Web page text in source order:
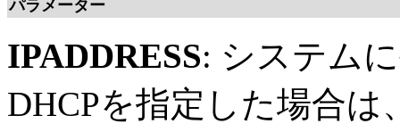
パラメーター
IPADDRESS: システム
DHCPを指定した場合は